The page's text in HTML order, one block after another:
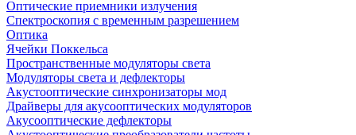
Оптические приемники излучения
Спектроскопия с временным разрешением
Оптика
Ячейки Поккельса
Пространственные модуляторы света
Модуляторы света и дефлекторы
Акустооптические синхронизаторы мод
Драйверы для акусооптических модуляторов
Акусооптические дефлекторы